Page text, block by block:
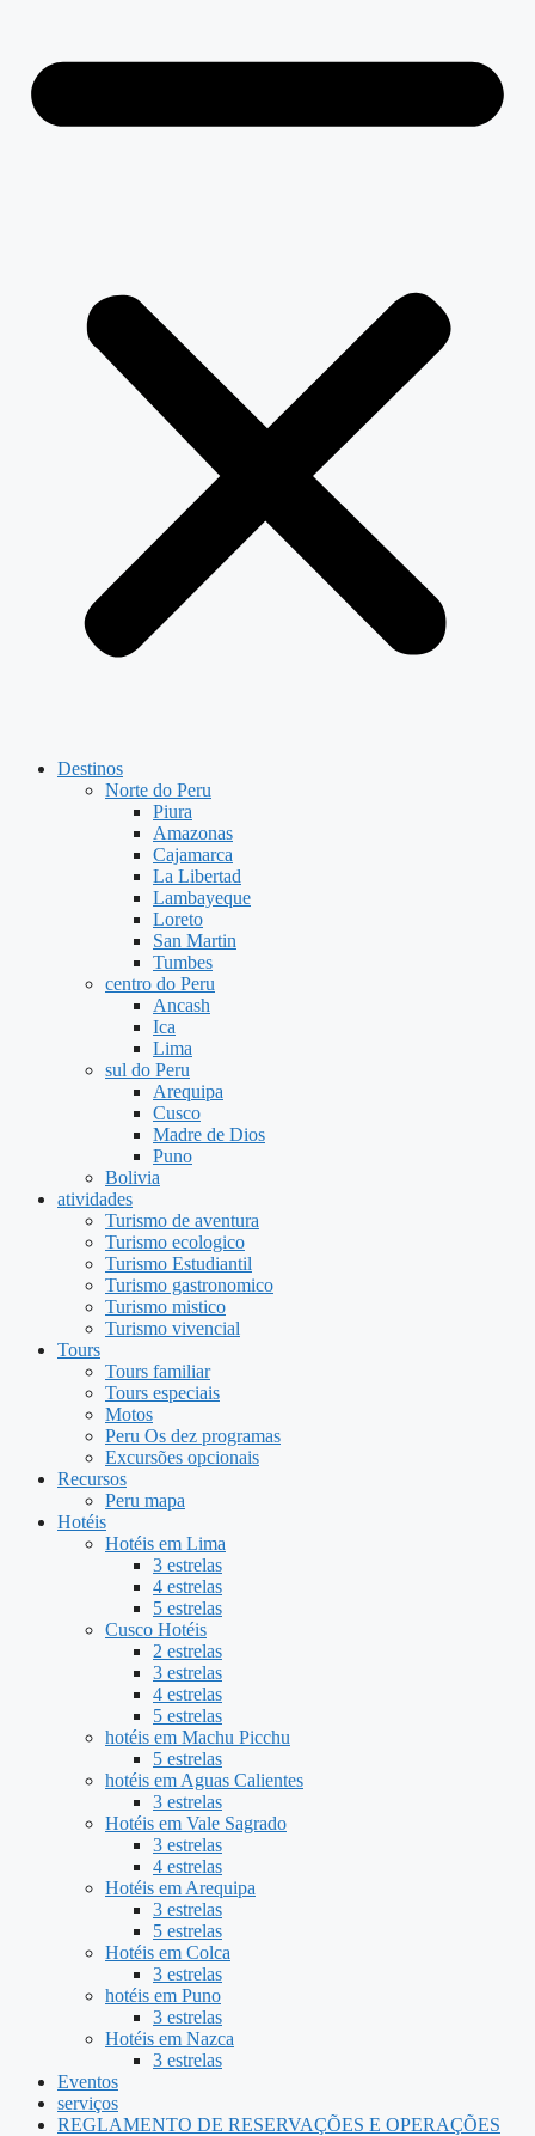
Destinos
Norte do Peru
Piura
Amazonas
Cajamarca
La Libertad
Lambayeque
Loreto
San Martin
Tumbes
centro do Peru
Ancash
Ica
Lima
sul do Peru
Arequipa
Cusco
Madre de Dios
Puno
Bolivia
atividades
Turismo de aventura
Turismo ecologico
Turismo Estudiantil
Turismo gastronomico
Turismo mistico
Turismo vivencial
Tours
Tours familiar
Tours especiais
Motos
Peru Os dez programas
Excursões opcionais
Recursos
Peru mapa
Hotéis
Hotéis em Lima
3 estrelas
4 estrelas
5 estrelas
Cusco Hotéis
2 estrelas
3 estrelas
4 estrelas
5 estrelas
hotéis em Machu Picchu
5 estrelas
hotéis em Aguas Calientes
3 estrelas
Hotéis em Vale Sagrado
3 estrelas
4 estrelas
Hotéis em Arequipa
3 estrelas
5 estrelas
Hotéis em Colca
3 estrelas
hotéis em Puno
3 estrelas
Hotéis em Nazca
3 estrelas
Eventos
serviços
REGLAMENTO DE RESERVAÇÕES E OPERAÇÕES